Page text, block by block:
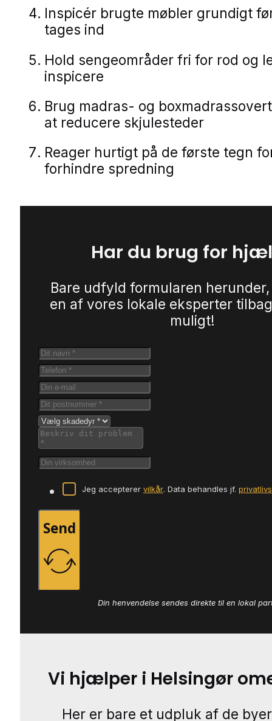
Inspicér brugte møbler grundigt
tages ind
Hold sengeområder fri for rod og
inspicere
Brug madras- og
at reducere skjulesteder
Reager hurtigt på de første tegn
forhindre spredning
Har du brug for
Bare udfyld formularen
en af vores lokale eksperter
muligt!
Jeg accepterer vilkår. Data behandles jf.
Send
Din henvendelse sendes direkte til en lokal
Vi hjælper i Helsingør
Her er bare et udpluk af de